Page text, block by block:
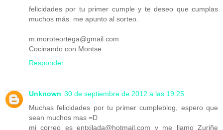
felicidades por tu primer cumple y te deseo que cumplas
muchos más. me apunto al sorteo.
m.moroteortega@gmail.com
Cocinando con Montse
Responder
Unknown 30 de septiembre de 2012 a las 19:25
Muchas felicidades por tu primer cumpleblog, espero que
sean muchos mas =D
mi correo es entxilada@hotmail.com y me llamo Zuriñe